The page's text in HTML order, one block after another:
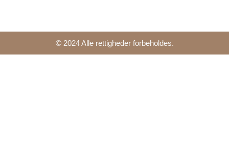
© 2024 Alle rettigheder forbeholdes.